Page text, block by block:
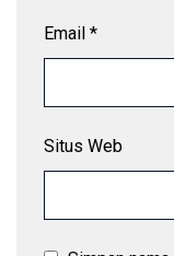
Email *
Situs Web